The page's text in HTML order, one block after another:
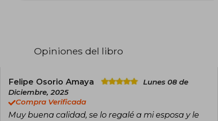
(2023), es una novela romántica que ha
Bernal Lobo como una autora prominente en el
género de la novela romántica con
ambientación monárquica. Su formación en
Psicología ha enriquecido la profundidad y
complejidad de sus personajes.
Opiniones del libro
Felipe Osorio Amaya
Lunes 08 de
Diciembre, 2025
Compra Verificada
Muy buena calidad, se lo regalé a mi esposa y le